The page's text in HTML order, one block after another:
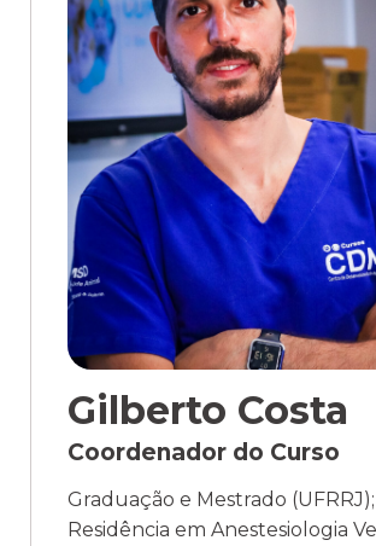
Gilberto Costa
Coordenador do Curso
Graduação e Mestrado (UFRRJ);
Residência em Anestesiologia